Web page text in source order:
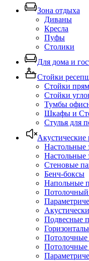
Зона отдыха
Диваны
Кресла
Пуфы
Столики
Для дома и
Стойки
Стойки
Стойки
Тумбы
Шкафы и
Стулья для
Акустические
Настольные
Настольные
Стеновые
Бенч-боксы
Напольные
Потолочный
Подвесные
Потолочные